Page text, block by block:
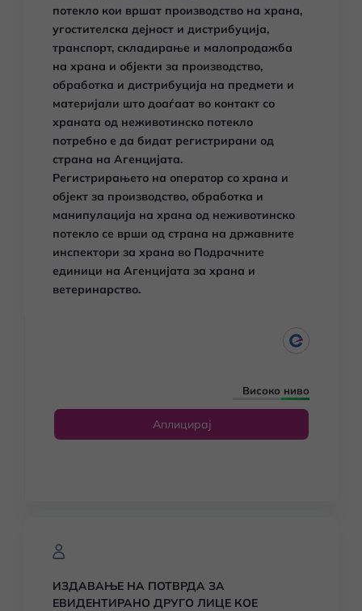
потекло кои вршат производство на храна,
угостителска дејност и дистрибуција,
транспорт, складирање и малопродажба
на храна и објекти за производство,
обработка и дистрибуција на предмети и
материјали што доаѓаат во контакт со
храната од неживотинско потекло
потребно е да бидат регистрирани од
страна на Агенцијата.
Регистрирањето на оператор со храна и
објект за производство, обработка и
манипулација на храна од неживотинско
потекло се врши од страна на државните
инспектори за храна во Подрачните
единици на Агенцијата за храна и
ветеринарство.
Високо ниво
Аплицирај
ИЗДАВАЊЕ НА ПОТВРДА ЗА
ЕВИДЕНТИРАНО ДРУГО ЛИЦЕ КОЕ